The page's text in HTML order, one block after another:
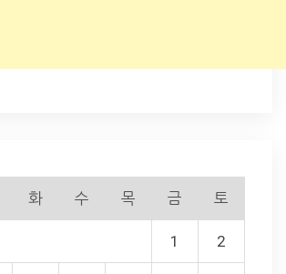
화 수 목 금 토
1 2